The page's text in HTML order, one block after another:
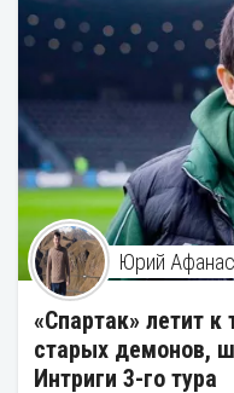
Юрий
«Спартак» летит к
старых демонов,
Интриги 3-го тура